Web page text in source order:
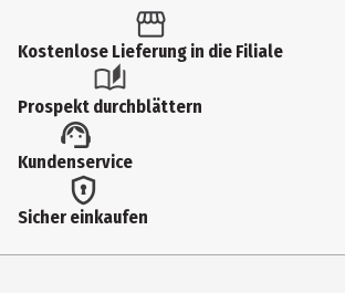
Produkttyp
Weiß
Materialdetails
Kostenlose Lieferung in die Filiale
Prospekt durchblättern
Kundenservice
Sicher einkaufen